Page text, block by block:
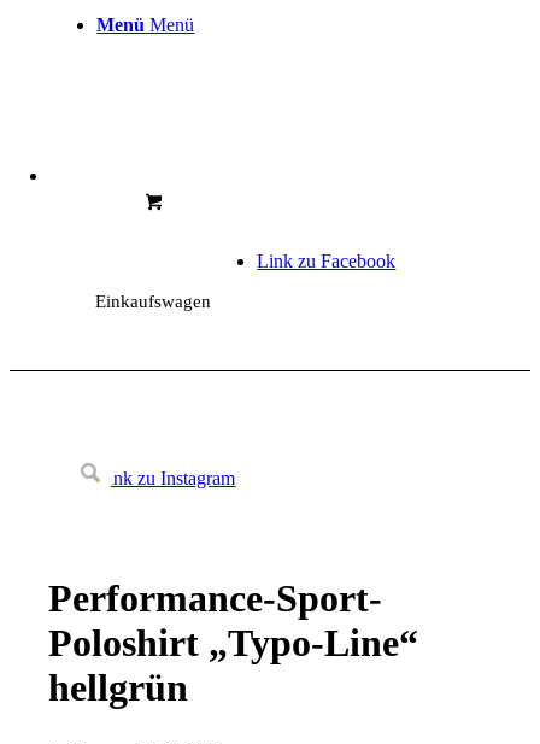
Menü Menü
Einkaufswagen
Link zu Facebook
Link zu Instagram
Performance-Sport-
Poloshirt „Typo-Line“
hellgrün